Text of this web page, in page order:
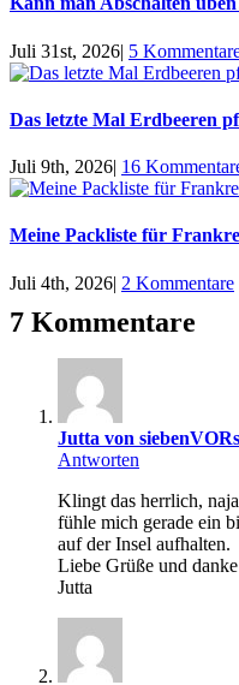
Juli 31st, 2026| 5
Das letzte Mal Erdbeeren
Juli 9th, 2026| 16
Meine Packliste für
Juli 4th, 2026| 2 Kommentare
7 Kommentare
Jutta von
Antworten
Klingt das herrlich,
fühle mich gerade ein
auf der Insel aufhalten.
Liebe Grüße und
Jutta